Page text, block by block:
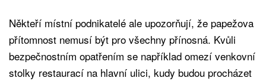
Někteří místní podnikatelé ale upozorňují, že papežova
přítomnost nemusí být pro všechny přínosná. Kvůli
bezpečnostním opatřením se například omezí venkovní
stolky restaurací na hlavní ulici, kudy budou procházet